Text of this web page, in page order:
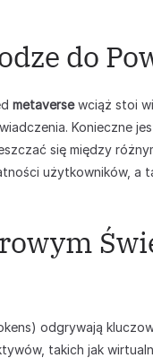
do
metaversewciąż stoi
Konieczne
się między
użytkowników, a
odgrywają
takich jak